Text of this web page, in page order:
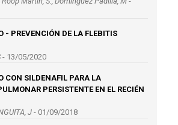
- PREVENCIÓN DE LA FLEBITIS
- 13/05/2020
CON SILDENAFIL PARA LA
PERSISTENTE EN EL RECIÉN
J - 01/09/2018